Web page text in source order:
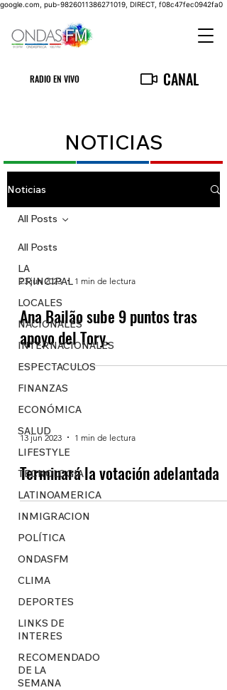
google.com, pub-9826011386271019, DIRECT, f08c47fec0942fa0
RADIO EN VIVO CANAL
NOTICIAS
Noticias
All Posts
LA
PRINCIPAL
LOCALES
NACIONALES
INTERNACIONALES
ESPECTACULOS
FINANZAS
ECONÓMICA
SALUD
LIFESTYLE
TECNOLOGIA
LATINOAMERICA
INMIGRACION
POLÍTICA
ONDASFM
CLIMA
DEPORTES
LINKS DE
INTERES
RECOMENDADO
DE LA
SEMANA
All Posts
23 jun 2023 1 min de lectura
Ana Bailão sube 9 puntos tras
apoyo del Tory.
13 jun 2023 1 min de lectura
Terminará la votación adelantada